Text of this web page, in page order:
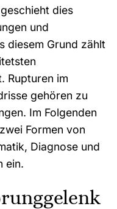
dies
und
diesem Grund zählt
Rupturen im
gehören zu
Im Folgenden
Formen von
Diagnose und
ein.